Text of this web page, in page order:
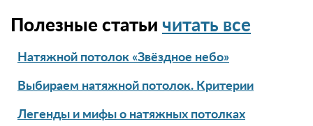
Полезные статьи читать все
Натяжной потолок «Звёздное небо»
Выбираем натяжной потолок. Критерии
Легенды и мифы о натяжных потолках